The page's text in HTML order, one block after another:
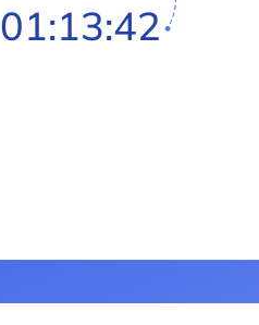
01:13:41